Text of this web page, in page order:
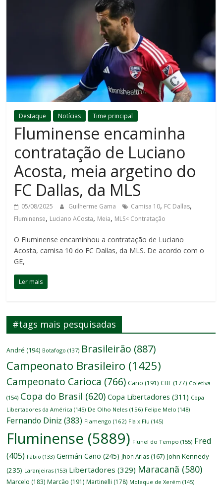
Destaque Notícias Time principal
Fluminense encaminha
contratação de Luciano
Acosta, meia argetino do
FC Dallas, da MLS
05/08/2025 Guilherme Gama Camisa 10, FC Dallas,
Fluminense, Luciano ACosta, Meia, MLS< Contratação
O Fluminense encaminhou a contratação de Luciano
Acosta, camisa 10 do FC Dallas, da MLS. De acordo com o
GE,
Ler mais
#tags mais pesquisadas
André (194) Botafogo (137) Brasileirão (887)
Campeonato Brasileiro (1425)
Campeonato Carioca (766) Cano (191) CBF (177) Coletiva
(154) Copa do Brasil (620) Copa Libertadores (311) Copa
Libertadores da América (145) De Olho Neles (156) Felipe Melo (148)
Fernando Diniz (383) Flamengo (162) Fla x Flu (145)
Fluminense (5889) Flunel do Tempo (155) Fred
(405) Fábio (133) Germán Cano (245) Jhon Arias (167) John Kennedy
(235) Laranjeiras (153) Libertadores (329) Maracanã (580)
Marcelo (183) Marcão (191) Martinelli (178) Moleque de Xerém (145)